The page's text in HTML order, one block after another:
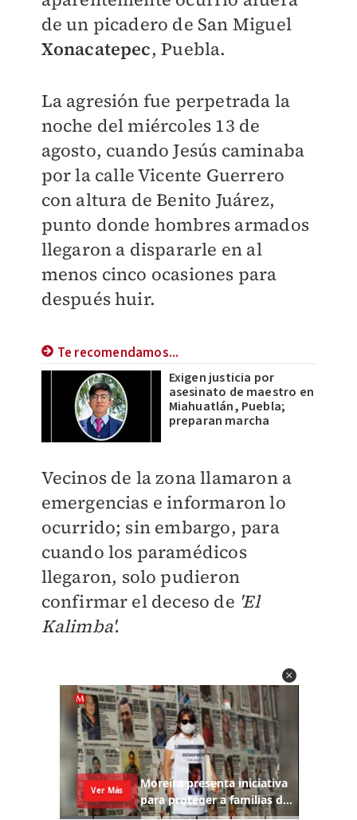
de un picadero de San Miguel
Xonacatepec, Puebla.
La agresión fue perpetrada la
noche del miércoles 13 de
agosto, cuando Jesús caminaba
por la calle Vicente Guerrero
con altura de Benito Juárez,
punto donde hombres armados
llegaron a dispararle en al
menos cinco ocasiones para
después huir.
Te recomendamos...
Exigen justicia por
asesinato de maestro en
Miahuatlán, Puebla;
preparan marcha
Vecinos de la zona llamaron a
emergencias e informaron lo
ocurrido; sin embargo, para
cuando los paramédicos
llegaron, solo pudieron
confirmar el deceso de 'El
Kalimba'.